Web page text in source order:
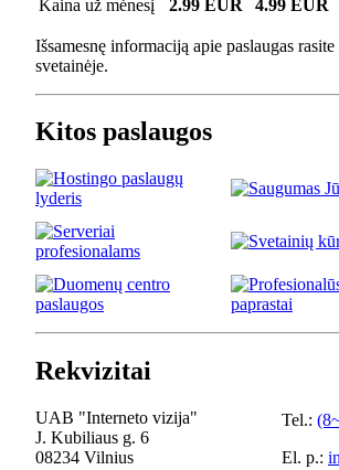
Kaina už mėnesį
2.99 EUR 4.99 EUR
Išsamesnę informaciją apie paslaugas rasite
svetainėje.
Kitos paslaugos
Rekvizitai
UAB "Interneto vizija"
J. Kubiliaus g. 6
08234 Vilnius
Tel.:
El. p.: